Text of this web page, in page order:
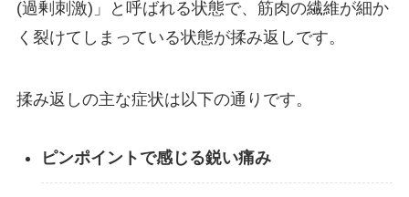
(過剰刺激)」と呼ばれる状態で、筋肉の繊維が細か
く裂けてしまっている状態が揉み返しです。
揉み返しの主な症状は以下の通りです。
ピンポイントで感じる鋭い痛み